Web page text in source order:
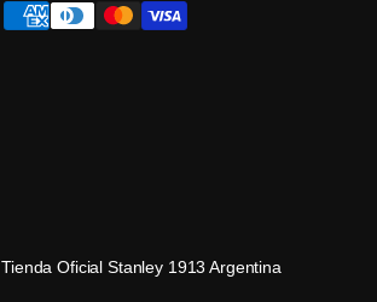
Tienda Oficial Stanley 1913 Argentina